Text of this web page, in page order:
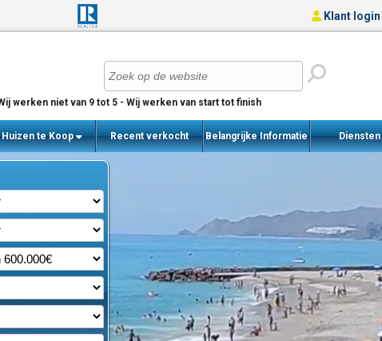
werken niet van 9 tot 5 - Wij werken van start tot finish
Klant login
Huizen te Koop Recent verkocht Belangrijke Informatie